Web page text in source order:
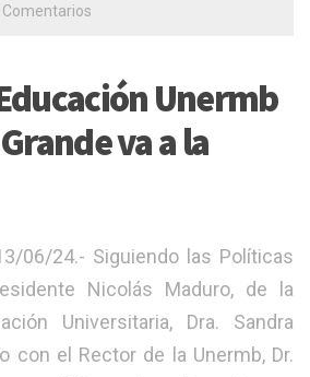
Comentarios
Unermb
va a la
06/24.- Siguiendo las Políticas
Nicolás Maduro, de la
Universitaria, Dra. Sandra
con el Rector de la Unermb, Dr.